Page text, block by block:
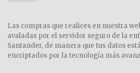
Las compras que realices en nuestra
avaladas por el servidor seguro de la
Santander, de manera que tus datos
encriptados por la tecnología más